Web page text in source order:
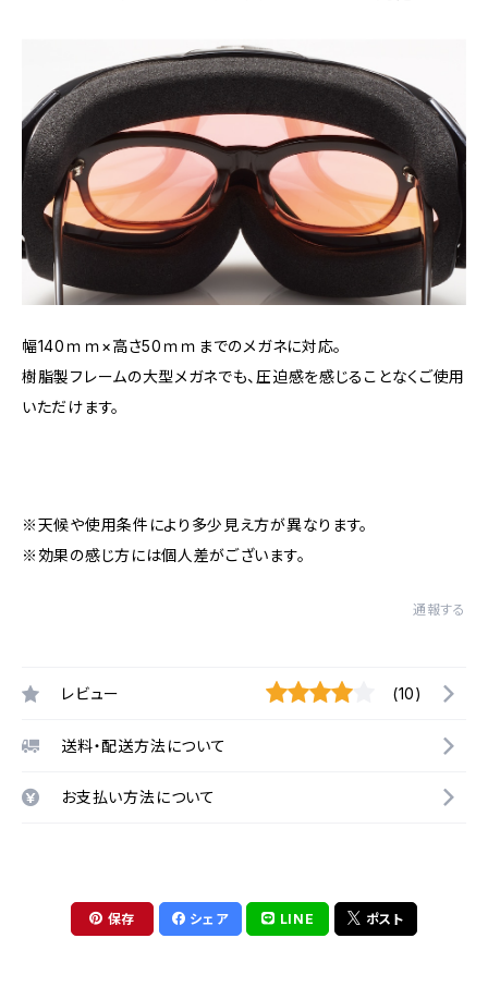
幅140ｍｍ×高さ50ｍｍまでのメガネに対応。
樹脂製フレームの大型メガネでも、圧迫感を感じることなくご使用
いただけます。
※天候や使用条件により多少見え方が異なります。
※効果の感じ方には個人差がございます。
通報する
レビュー (10)
送料・配送方法について
お支払い方法について
保存 シェア LINE ポスト